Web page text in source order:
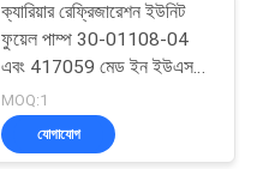
ক্যারিয়ার রেফ্রিজারেশন ইউনিট
ফুয়েল পাম্প 30-01108-04
এবং 417059 মেড ইন ইউএসএ,
30-66840-00 এর বিকল্প
MOQ:1
যোগাযোগ